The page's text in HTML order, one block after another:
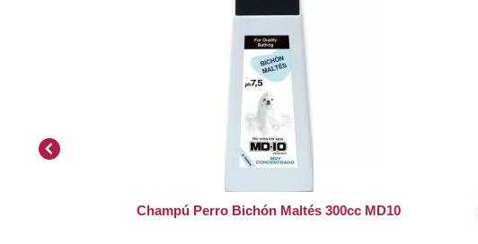
Champú Perro Bichón Maltés 300cc MD10